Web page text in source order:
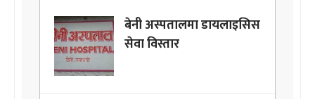
बेनी अस्पतालमा डायलाइसिस
सेवा विस्तार